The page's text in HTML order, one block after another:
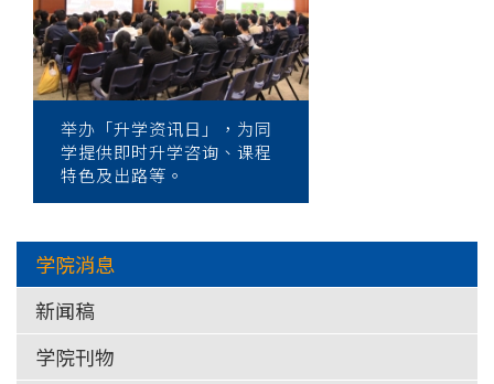
举办​​「升学资讯日」，为同
学提供即时升学咨询、课程
特色及出路等。
学院消息
新闻稿
学院刊物